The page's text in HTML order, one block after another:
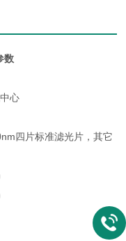
数
心
四片标准滤光片，其它